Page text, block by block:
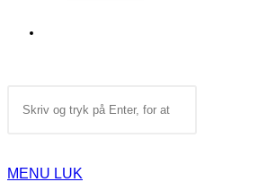
WEBSITE
MENU LUK